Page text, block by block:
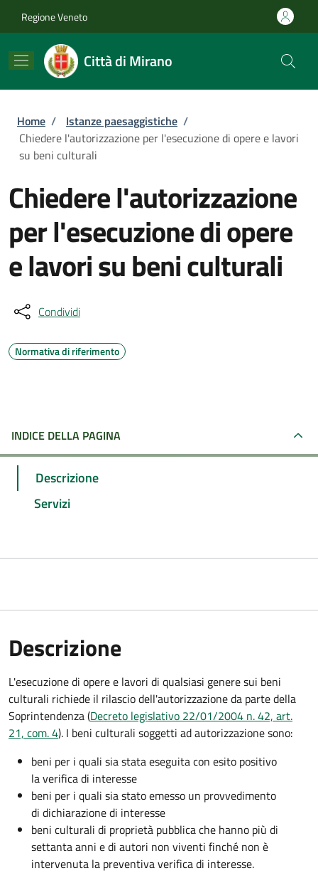
Regione Veneto
Città di Mirano
Briciole di pane
Home / Istanze paesaggistiche /
Chiedere l'autorizzazione per l'esecuzione di opere e lavori
su beni culturali
Chiedere l'autorizzazione
per l'esecuzione di opere
e lavori su beni culturali
Condividi
Normativa di riferimento
INDICE DELLA PAGINA
Descrizione
Servizi
Descrizione
L'esecuzione di opere e lavori di qualsiasi genere sui beni
culturali richiede il rilascio dell'autorizzazione da parte della
Soprintendenza (Decreto legislativo 22/01/2004 n. 42, art.
21, com. 4). I beni culturali soggetti ad autorizzazione sono:
beni per i quali sia stata eseguita con esito positivo
la verifica di interesse
beni per i quali sia stato emesso un provvedimento
di dichiarazione di interesse
beni culturali di proprietà pubblica che hanno più di
settanta anni e di autori non viventi finché non è
intervenuta la preventiva verifica di interesse.